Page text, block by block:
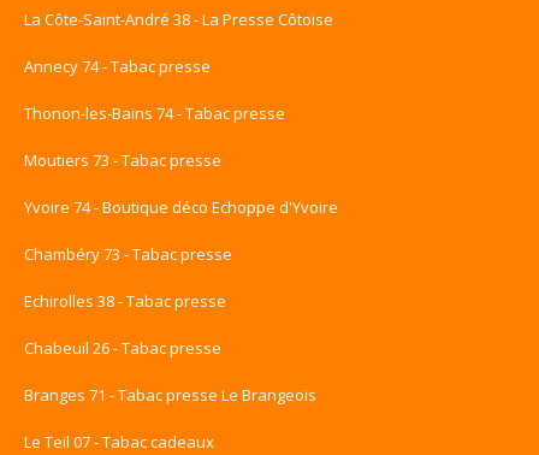
La Côte-Saint-André 38 - La Presse Côtoise
Annecy 74 - Tabac presse
Thonon-les-Bains 74 - Tabac presse
Moutiers 73 - Tabac presse
Yvoire 74 - Boutique déco Echoppe d'Yvoire
Chambéry 73 - Tabac presse
Echirolles 38 - Tabac presse
Chabeuil 26 - Tabac presse
Branges 71 - Tabac presse Le Brangeois
Le Teil 07 - Tabac cadeaux